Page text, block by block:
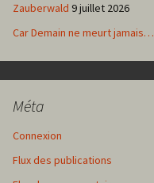
Zauberwald 9 juillet 2026
Car Demain ne meurt jamais…
Méta
Connexion
Flux des publications